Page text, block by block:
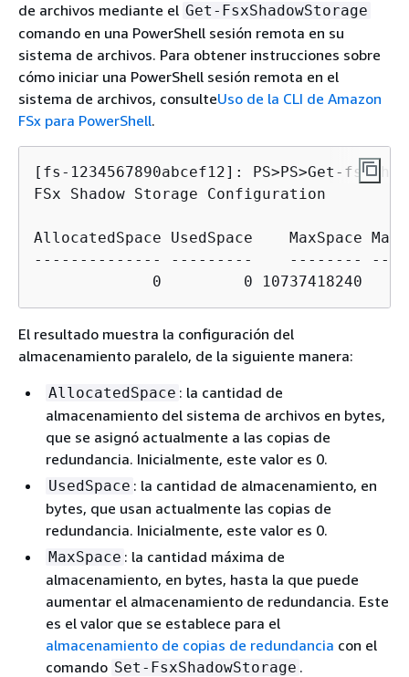
de archivos mediante el Get-FsxShadowStorage
comando en una PowerShell sesión remota en su
sistema de archivos. Para obtener instrucciones sobre
cómo iniciar una PowerShell sesión remota en el
sistema de archivos, consulteUso de la CLI de Amazon
FSx para PowerShell.
[fs-1234567890abcef12]: PS>PS>Get-
FSx Shadow Storage Configuration
AllocatedSpace UsedSpace    MaxSpace
-------------- ---------    --------
El resultado muestra la configuración del
almacenamiento paralelo, de la siguiente manera:
AllocatedSpace : la cantidad de
almacenamiento del sistema de archivos en bytes,
que se asignó actualmente a las copias de
redundancia. Inicialmente, este valor es 0.
UsedSpace : la cantidad de almacenamiento, en
bytes, que usan actualmente las copias de
redundancia. Inicialmente, este valor es 0.
MaxSpace : la cantidad máxima de
almacenamiento, en bytes, hasta la que puede
aumentar el almacenamiento de redundancia. Este
es el valor que se establece para el
almacenamiento de copias de redundancia con el
comando Set-FsxShadowStorage .